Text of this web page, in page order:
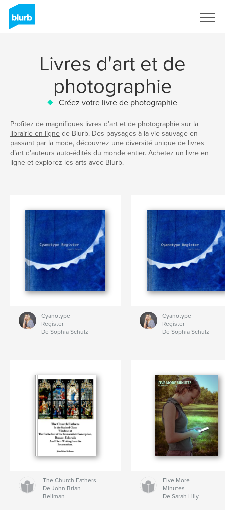
Livres d'art et de
photographie
Créez votre livre de photographie
Profitez de magnifiques livres d’art et de photographie sur la
librairie en ligne de Blurb. Des paysages à la vie sauvage en
passant par la mode, découvrez une diversité unique de livres
d’art d’auteurs auto-édités du monde entier. Achetez un livre en
ligne et explorez les arts avec Blurb.
Cyanotype
Register
De Sophia Schulz
Cyanotype
Register
De Sophia Schulz
The Church Fathers
De John Brian
Beilman
Five More
Minutes
De Sarah Lilly